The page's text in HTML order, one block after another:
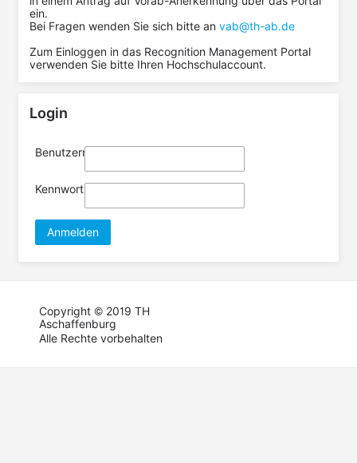
ein.
Bei Fragen wenden Sie sich bitte an vab@th-ab.de
Zum Einloggen in das Recognition Management Portal
verwenden Sie bitte Ihren Hochschulaccount.
Login
Benutzername
Kennwort
Anmelden
Copyright © 2019 TH
Aschaffenburg
Alle Rechte vorbehalten